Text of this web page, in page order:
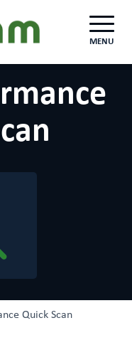
MENU
Quick Scan